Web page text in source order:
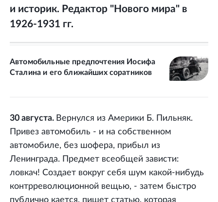
и историк. Редактор "Нового мира" в
1926-1931 гг.
Автомобильные предпочтения Иосифа
Сталина и его ближайших соратников
30 августа. Вернулся из Америки Б. Пильняк.
Привез автомобиль - и на собственном
автомобиле, без шофера, прибыл из
Ленинграда. Предмет всеобщей зависти:
ловкач! Создает вокруг себя шум какой-нибудь
контрреволюционной вещью, - затем быстро